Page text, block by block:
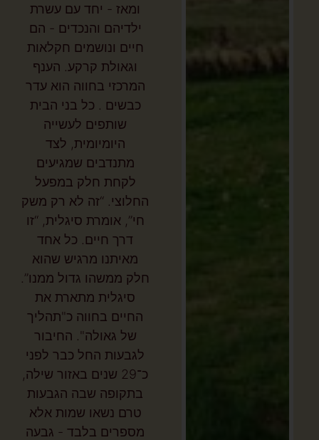
ומאז - יחד עם עשרת
ילדיהם והנכדים - הם
חיים ונושמים חקלאות
וגאולת קרקע. הענף
המרכזי בחווה הוא עדר
כבשים . כל בני הבית
שותפים לעשייה
היומיומית, לצד
מתנדבים שמגיעים
לקחת חלק במפעל
החלוצי. “זה לא רק משק
חי”, אומרת סיגלית, “זו
דרך חיים. כל אחד
מאיתנו מרגיש שהוא
חלק ממשהו גדול ממנו”.
סיגלית מתארת את
החיים בחווה כ"תהליך
של גאולה". החיבור
לגבעות החל כבר לפני
כ־29 שנים באזור שילה,
בתקופה שבה הגבעות
טרם נשאו שמות אלא
מספרים בלבד - גבעה